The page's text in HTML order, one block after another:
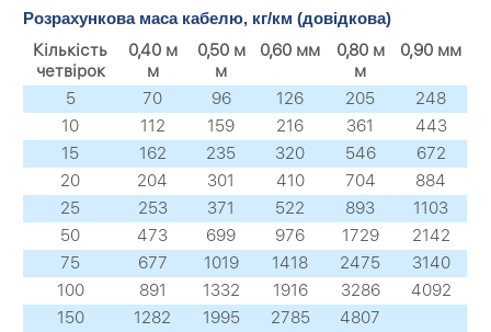
Розрахункова маса кабелю, кг/км (довідкова)
Кількість
четвірок
0,40 м
м
0,50 м
м
0,60 мм
0,80 м
м
0,90 мм
5 70 96 126 205
248
10
112 159 216 361
443
15
162 235 320 546
672
20
204 301 410 704
884
25
253 371 522 893
1103
50
473 699 976 1729
2142
75
677 1019 1418 2475
3140
100
891 1332 1916 3286
4092
150
1282 1995 2785 4807